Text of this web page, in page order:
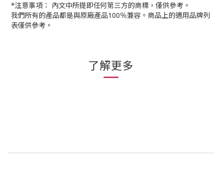
*注意事項： 內文中所提即任何第三方的商標，僅供參考。
我們所有的產品都是與原廠產品100％兼容。商品上的適用品牌列
表僅供參考。
了解更多